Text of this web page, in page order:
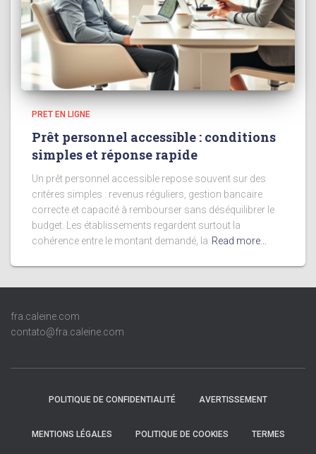
PRET EN LIGNE
Prêt personnel accessible : conditions
simples et réponse rapide
Un prêt personnel accessible repose souvent sur des
critères simples : revenus réguliers, gestion bancaire
correcte et capacité à rembourser sans déséquilibrer le
budget. Les établissements regardent surtout la
cohérence entre le montant demandé, la Read more…
fra.caleine.com
contato@fra.caleine.com
POLITIQUE DE CONFIDENTIALITÉ AVERTISSEMENT
MENTIONS LÉGALES POLITIQUE DE COOKIES TERMES